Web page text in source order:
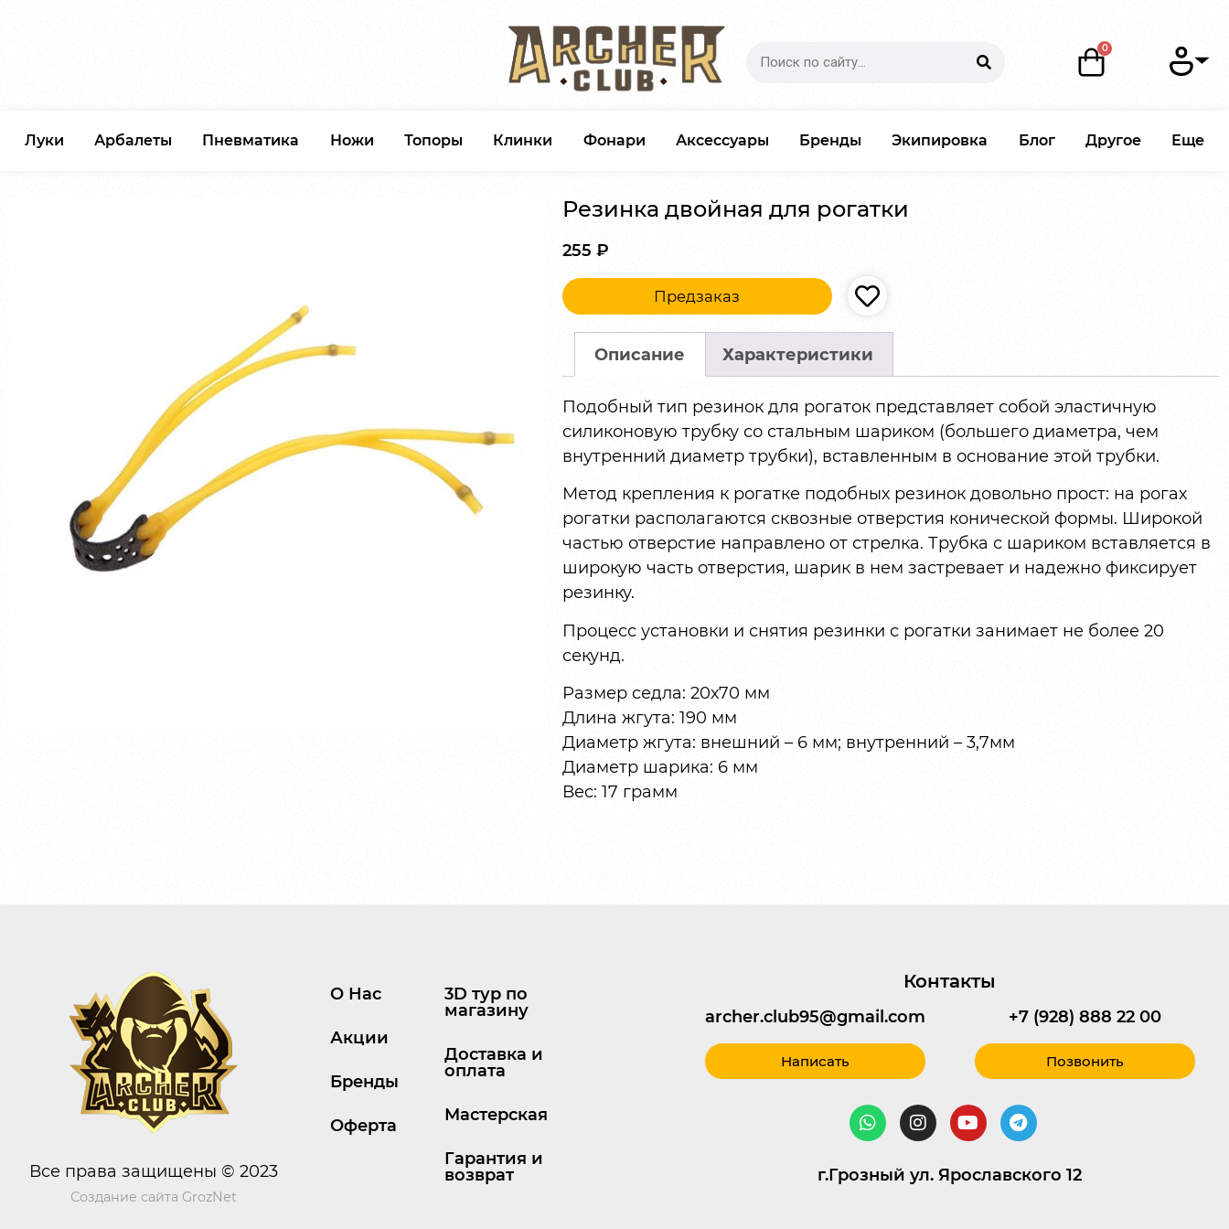
Луки Арбалеты Пневматика Ножи Топоры Клинки Фонари Аксессуары Бренды Экипировка Блог Другое Еще
Резинка двойная для рогатки
255 ₽
Предзаказ
Описание Характеристики
Подобный тип резинок для рогаток представляет собой эластичную
силиконовую трубку со стальным шариком (большего диаметра, чем
внутренний диаметр трубки), вставленным в основание этой трубки.
Метод крепления к рогатке подобных резинок довольно прост: на рогах
рогатки располагаются сквозные отверстия конической формы. Широкой
частью отверстие направлено от стрелка. Трубка с шариком вставляется в
широкую часть отверстия, шарик в нем застревает и надежно фиксирует
резинку.
Процесс установки и снятия резинки с рогатки занимает не более 20
секунд.
Размер седла: 20х70 мм
Длина жгута: 190 мм
Диаметр жгута: внешний – 6 мм; внутренний – 3,7мм
Диаметр шарика: 6 мм
Вес: 17 грамм
Все права защищены © 2023
Создание сайта GrozNet
О Нас
Акции
Бренды
Оферта
3D тур по
магазину
Доставка и
оплата
Мастерская
Гарантия и
возврат
Контакты
archer.club95@gmail.com
Написать
+7 (928) 888 22 00
Позвонить
г.Грозный ул. Ярославского 12